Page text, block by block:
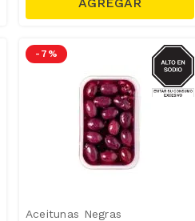
- 7 % SODIO
Aceitunas Negras